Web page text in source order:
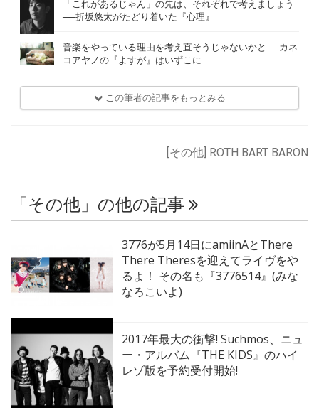
「これがあるじゃん」の先は、それぞれで考えましょう
──折坂悠太がたどり着いた『心理』
音楽をやっている理由を考え直そうじゃないかと──カネ
コアヤノの『よすが』はいずこに
この筆者の記事をもっとみる
[その他] ROTH BART BARON
「その他」の他の記事
3776が5月14日にamiinAとThere
There Theresを迎えてライヴをや
るよ！ その名も『3776514』(みな
なろこいよ)
2017年最大の衝撃! Suchmos、ニュ
ー・アルバム『THE KIDS』のハイ
レゾ版を予約受付開始!